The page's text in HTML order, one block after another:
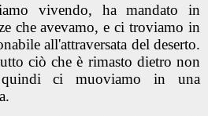
vivendo, ha mandato in
che avevamo, e ci troviamo in
all'attraversata del deserto.
ciò che è rimasto dietro non
ci muoviamo in una